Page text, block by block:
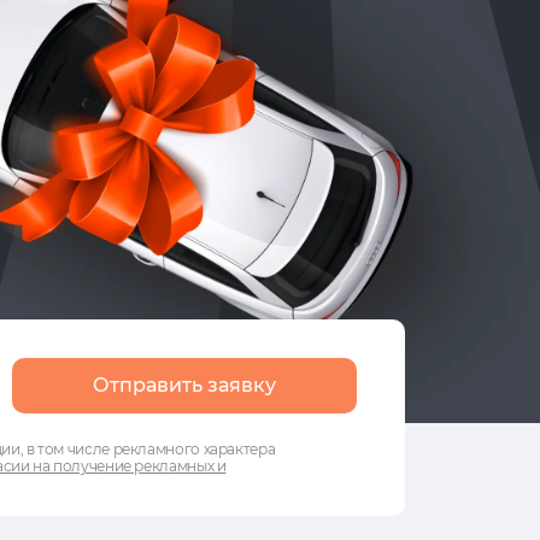
в том числе рекламного характера
на получение рекламных и
Отправить заявку